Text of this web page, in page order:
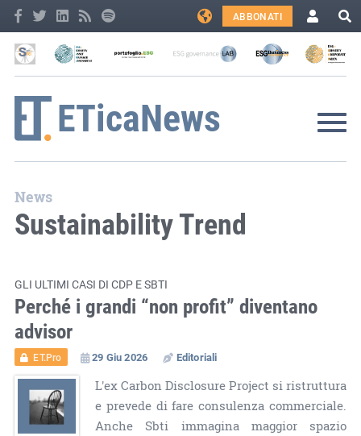
ABBONATI
News
Sustainability Trend
GLI ULTIMI CASI DI CDP E SBTI
Perché i grandi “non profit” diventano
advisor
ET.Pro 29 Giu 2026 Editoriali
L'ex Carbon Disclosure Project si ristruttura
e prevede di fare consulenza commerciale.
Anche Sbti immagina maggior spazio